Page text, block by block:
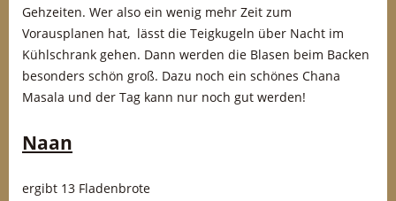
Gehzeiten. Wer also ein wenig mehr Zeit zum
Vorausplanen hat, lässt die Teigkugeln über Nacht im
Kühlschrank gehen. Dann werden die Blasen beim Backen
besonders schön groß. Dazu noch ein schönes Chana
Masala und der Tag kann nur noch gut werden!
Naan
ergibt 13 Fladenbrote